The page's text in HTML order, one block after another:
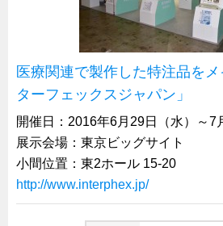
医療関連で製作した特注品を
ターフェックスジャパン」
開催日：2016年6月29日（水）～7
展示会場：東京ビッグサイト
小間位置：東2ホール 15-20
http://www.interphex.jp/